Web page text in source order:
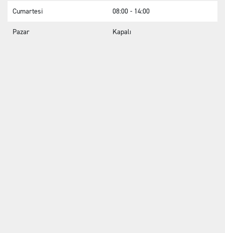
Cumartesi 08:00 - 14:00
Pazar Kapalı